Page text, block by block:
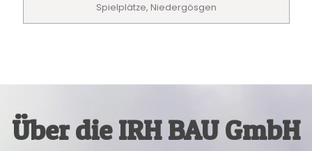
Spielplätze, Niedergösgen
Über die IRH BAU GmbH